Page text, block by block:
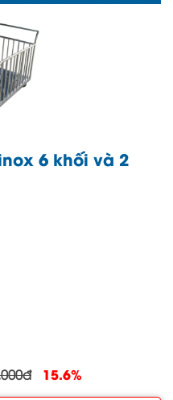
6 khối và 2
15.6%